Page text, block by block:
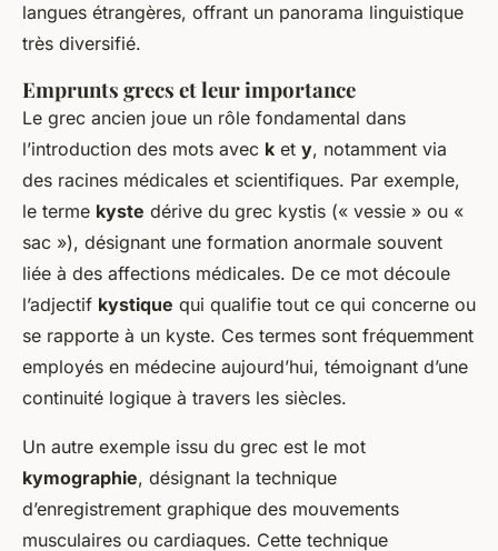
langues étrangères, offrant un panorama linguistique
très diversifié.
Emprunts grecs et leur importance
Le grec ancien joue un rôle fondamental dans
l’introduction des mots avec k et y, notamment via
des racines médicales et scientifiques. Par exemple,
le terme kyste dérive du grec kystis (« vessie » ou «
sac »), désignant une formation anormale souvent
liée à des affections médicales. De ce mot découle
l’adjectif kystique qui qualifie tout ce qui concerne ou
se rapporte à un kyste. Ces termes sont fréquemment
employés en médecine aujourd’hui, témoignant d’une
continuité logique à travers les siècles.
Un autre exemple issu du grec est le mot
kymographie, désignant la technique
d’enregistrement graphique des mouvements
musculaires ou cardiaques. Cette technique